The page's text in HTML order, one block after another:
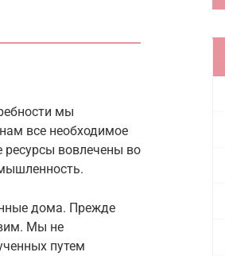
мы
все необходимое
ресурсы вовлечены во
дома. Прежде
Мы не
путем